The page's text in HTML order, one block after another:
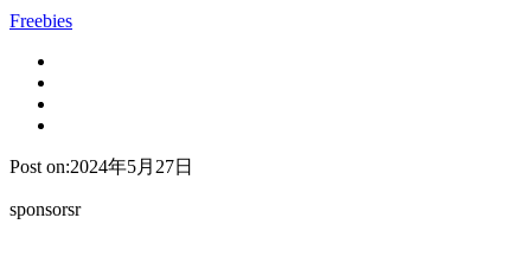
Freebies
Post on:2024年5月27日
sponsorsr